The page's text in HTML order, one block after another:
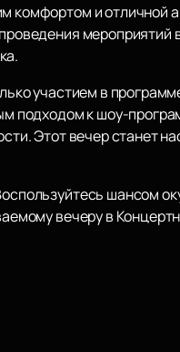
комфортом и отличной
участием в
подходом к шоу-
Этот вечер станет
шансом
вечеру в